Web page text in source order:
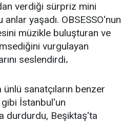
verdiği sürpriz mini
yaşadı. OBSESSO'nun
müzikle buluşturan ve
vurgulayan
seslendirdi.
sanatçıların benzer
İstanbul'un
durdurdu, Beşiktaş'ta